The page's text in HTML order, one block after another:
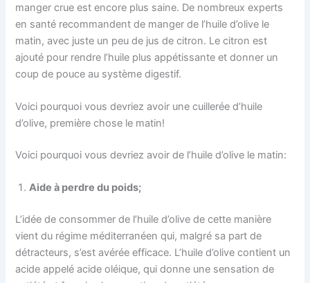
manger crue est encore plus saine. De nombreux experts
en santé recommandent de manger de l’huile d’olive le
matin, avec juste un peu de jus de citron. Le citron est
ajouté pour rendre l’huile plus appétissante et donner un
coup de pouce au système digestif.
Voici pourquoi vous devriez avoir une cuillerée d’huile
d’olive, première chose le matin!
Voici pourquoi vous devriez avoir de l’huile d’olive le matin:
Aide à perdre du poids;
L’idée de consommer de l’huile d’olive de cette manière
vient du régime méditerranéen qui, malgré sa part de
détracteurs, s’est avérée efficace. L’huile d’olive contient un
acide appelé acide oléique, qui donne une sensation de